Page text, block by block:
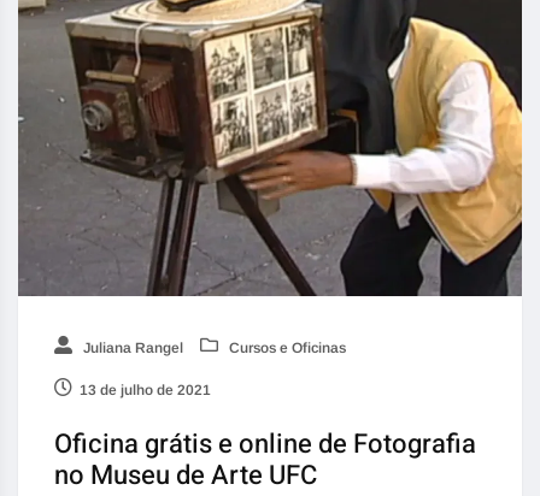
Juliana Rangel Cursos e Oficinas
13 de julho de 2021
Oficina grátis e online de Fotografia
no Museu de Arte UFC